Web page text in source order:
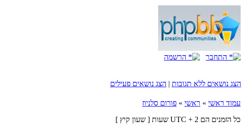
התחבר
הרשמה
הצג נושאים ללא תגובות | הצג נושאים פעילים
עמוד ראשי » ראשי » פורום סלניוז
כל הזמנים הם UTC + 2 שעות [ שעון קיץ ]